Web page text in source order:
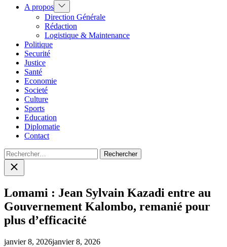
A propos Show
sub
menu
Direction Générale
Rédaction
Logistique & Maintenance
Politique
Securité
Justice
Santé
Economie
Societé
Culture
Sports
Education
Diplomatie
Contact
Rechercher :
Close
search
Lomami : Jean Sylvain Kazadi entre au
Gouvernement Kalombo, remanié pour
plus d’efficacité
janvier 8, 2026janvier 8, 2026